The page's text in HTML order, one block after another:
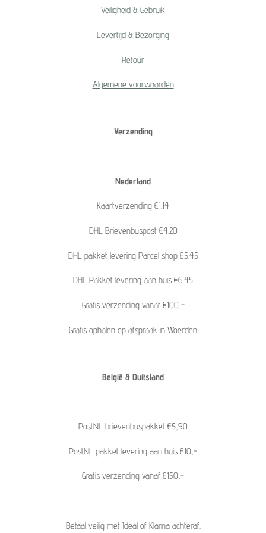
Veiligheid & Gebruik
Levertijd & Bezorging
Retour
Algemene voorwaarden
Verzending
Nederland
Kaartverzending €1.14
DHL Brievenbuspost €4.20
DHL pakket levering Parcel shop €5.45
DHL Pakket levering aan huis €6.45
Gratis verzending vanaf €100,-
Gratis ophalen op afspraak in Woerden
België & Duitsland
PostNL brievenbuspakket €5,90
PostNL pakket levering aan huis €10,-
Gratis verzending vanaf €150,-
Betaal veilig met Ideal of Klarna achteraf.